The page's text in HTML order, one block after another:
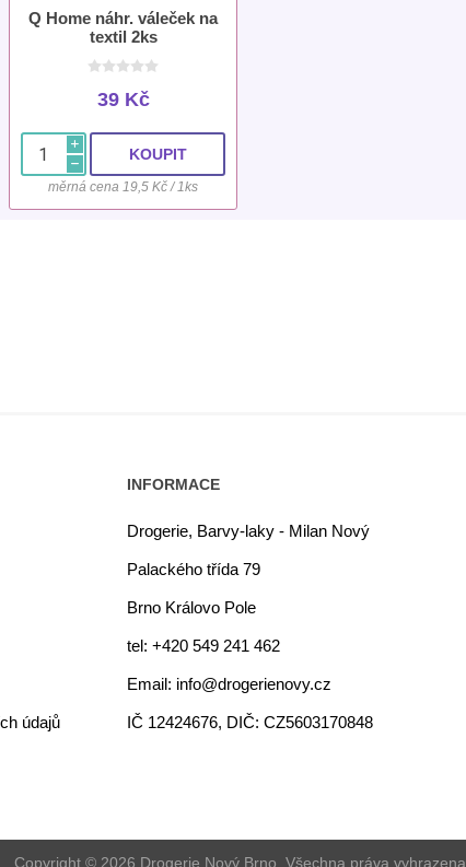
Q Home náhr. váleček na
textil 2ks
39 Kč
i
h
měrná cena 19,5 Kč / 1ks
údajů
INFORMACE
Drogerie, Barvy-laky - Milan Nový
Palackého třída 79
Brno Královo Pole
tel: +420 549 241 462
Email: info@drogerienovy.cz
IČ 12424676, DIČ: CZ5603170848
Copyright © 2026 Drogerie Nový Brno. Všechna práva vyhrazena.